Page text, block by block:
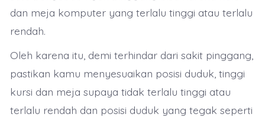
dan meja komputer yang terlalu tinggi atau terlalu
rendah.
Oleh karena itu, demi terhindar dari sakit pinggang,
pastikan kamu menyesuaikan posisi duduk, tinggi
kursi dan meja supaya tidak terlalu tinggi atau
terlalu rendah dan posisi duduk yang tegak seperti